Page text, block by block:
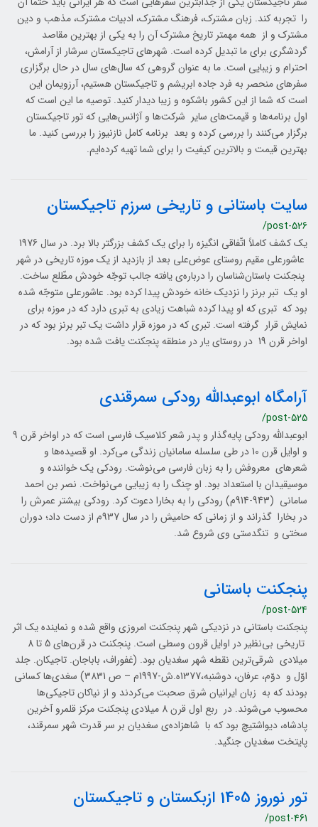
را تجربه کند. زبان مشترک، فرهنگ مشترک، ادبیات مشترک، مذهب و دین
مشترک و از همه مهمتر تاریخ مشترک آن را به یکی از بهترین مقاصد
گردشگری برای ما تبدیل کرده است. شهرهای تاجیکستان سرشار از آرامش،
احترام و زیبایی است. ما به عنوان گروهی که سال‌های سال در حال برگزاری
سفرهای منحصر به فرد جاده ابریشم و تاجیکستان هستیم، آرزویمان این
است که شما از این کشور باشکوه و زیبا دیدار کنید. توصیه ما این است که
اول برنامه‌ها و قیمت‌های سایر شرکت‌ها و آژانس‌هایی که تور تاجیکستان
برگزار می‌کنند را بررسی کرده و بعد برنامه کامل نازنیوز را بررسی کنید. ما
بهترین قیمت و بالاترین کیفیت را برای شما تهیه کرده‌ایم.
سایت باستانی و تاریخی سرزم تاجیکستان
/post-526
یک کشف کاملاً اتّفاقی انگیزه را برای یک کشف بزرگتر بالا برد. در سال 1976
عاشورعلی مقيم روستای عوض‌علی بعد از بازدید از یک موزه تاریخی در شهر
پنجکنت باستان‌شناسان را درباره‌ی یافته جالب توجّه خودش مطّلع ساخت.
او یک تبر برنز را نزدیک خانه خودش پیدا کرده بود. عاشورعلی متوجّه شده
بود كه تبری كه او پيدا كرده شباهت زيادی به تبری دارد كه در موزه برای
نمايش قرار گرفته است. تبری كه در موزه قرار داشت یک تبر برنز بود که در
اواخر قرن 19 در روستای يار در منطقه پنجکنت یافت شده بود.
آرامگاه ابوعبداللّه رودکی سمرقندی
/post-525
ابوعبدالله‌ رودکی پایه‌گذار و پدر شعر کلاسیک فارسی است که در اواخر قرن 9
و اوایل قرن 10 در طی سلسله سامانیان زندگی می‌کرد. او قصیده‌ها و
شعر‌های معروفش را به زبان فارسی می‌نوشت. رودكی یک خواننده و
موسیقیدان با استعداد بود. او چنگ را به زيبايی می‌نواخت. نصر‌ بن‌ احمد
‌سامانی (943-914م) رودکی را به بخارا دعوت کرد. رودكی بيشتر عمرش را
در بخارا گذراند و از زمانی که حامیش را در سال 937م از دست داد؛ دوران
سختي و تنگدستی وی شروع شد.
پنجکنت باستانی
/post-524
پنجکنت باستانی در نزدیکی شهر پنجكنت امروزی واقع شده و نماینده یک اثر
تاریخی بی‌نظیر در اوایل قرون وسطی است. پنجكنت در قرن‌های 5 تا 8
ميلادی شرقی‌ترین نقطه شهر سغدیان بود. (غفوراف، باباجان. تاجيكان. جلد
اوّل و دوّم، عرفان، دوشنبه،1377ه.ش-1997م – ص 3831) سغدی‌ها کسانی
بودند که به زبان ایرانیان شرق صحبت می‌كردند و از نیاکان تاجیکی‌ها
محسوب می‌شوند. در ربع اول قرن 8 ميلادی پنجکنت مرکز قلمرو آخرین
پادشاه، دیواشتیچ بود که با شاهزاده‌ی سغدیان بر سر قدرت شهر سمرقند،
پایتخت سغدیان جنگید.
تور نوروز 1405 ازبکستان و تاجیکستان
/post-461